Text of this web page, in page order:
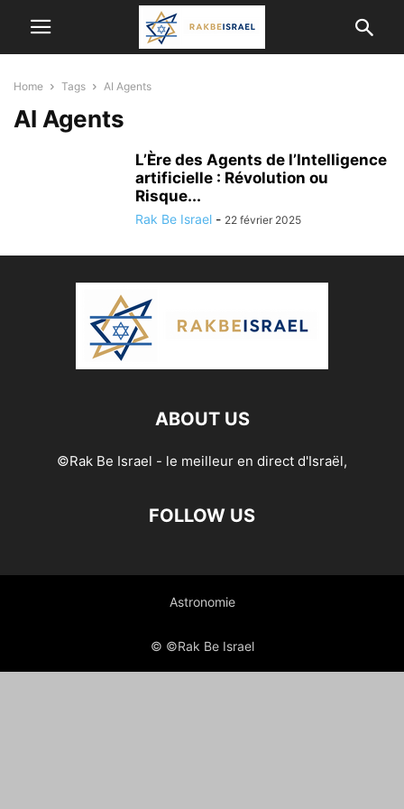
Home Tags AI Agents
AI Agents
L’Ère des Agents de l’Intelligence
artificielle : Révolution ou
Risque...
Rak Be Israel - 22 février 2025
ABOUT US
©Rak Be Israel - le meilleur en direct d'Israël,
FOLLOW US
Astronomie
© ©Rak Be Israel